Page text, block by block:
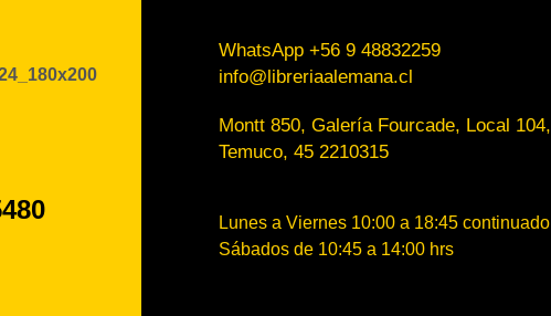
WhatsApp +56 9 48832259
info@libreriaalemana.cl
Montt 850, Galería Fourcade, Local 104,
Temuco, 45 2210315
Lunes a Viernes 10:00 a 18:45 continuado
Sábados de 10:45 a 14:00 hrs